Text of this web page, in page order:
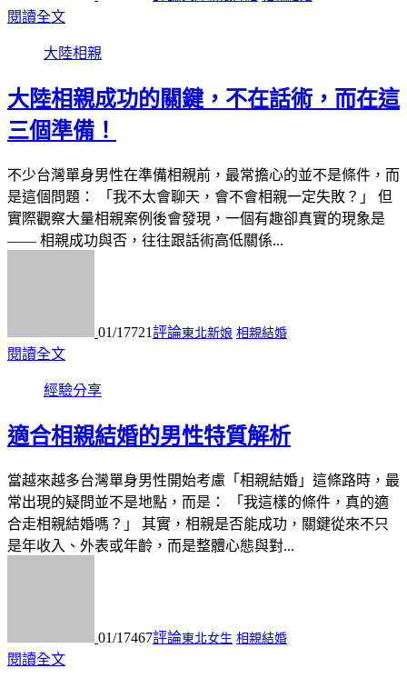
閱讀全文
大陸相親
大陸相親成功的關鍵，不在話術，而在這
三個準備！
不少台灣單身男性在準備相親前，最常擔心的並不是條件，而
是這個問題： 「我不太會聊天，會不會相親一定失敗？」 但
實際觀察大量相親案例後會發現，一個有趣卻真實的現象是
—— 相親成功與否，往往跟話術高低關係...
01/17721評論東北新娘 相親結婚
閱讀全文
經驗分享
適合相親結婚的男性特質解析
當越來越多台灣單身男性開始考慮「相親結婚」這條路時，最
常出現的疑問並不是地點，而是： 「我這樣的條件，真的適
合走相親結婚嗎？」 其實，相親是否能成功，關鍵從來不只
是年收入、外表或年齡，而是整體心態與對...
01/17467評論東北女生 相親結婚
閱讀全文